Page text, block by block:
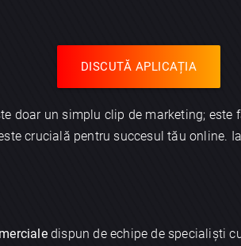
DISCUTĂ APLICAȚIA
doar un simplu clip de marketing; este
crucială pentru succesul tău online.
dispun de echipe de specialiști